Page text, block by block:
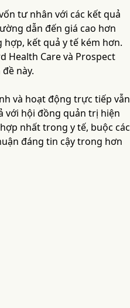
tư nhân với các kết quả
dẫn đến giá cao hơn
kết quả y tế kém hơn.
Health Care và Prospect
này.
và hoạt động trực tiếp vẫn
với hội đồng quản trị hiện
nhất trong y tế, buộc các
đáng tin cậy trong hơn